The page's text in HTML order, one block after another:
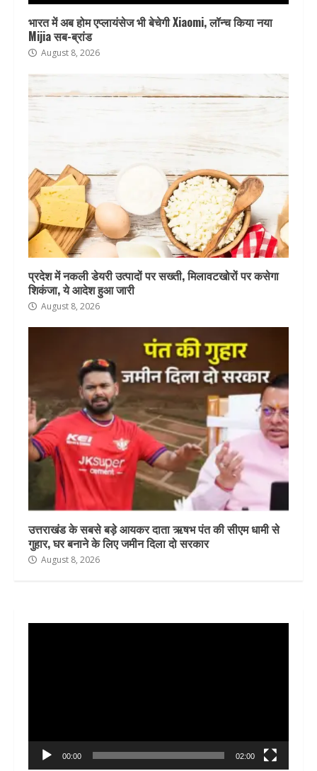
भारत में अब होम एप्लायंसेज भी बेचेगी Xiaomi, लॉन्च किया नया
Mijia सब-ब्रांड
August 8, 2026
प्रदेश में नकली डेयरी उत्पादों पर सख्ती, मिलावटखोरों पर कसेगा
शिकंजा, ये आदेश हुआ जारी
August 8, 2026
उत्तराखंड के सबसे बड़े आयकर दाता ऋषभ पंत की सीएम धामी से
गुहार, घर बनाने के लिए जमीन दिला दो सरकार
August 8, 2026
00:00 02:00